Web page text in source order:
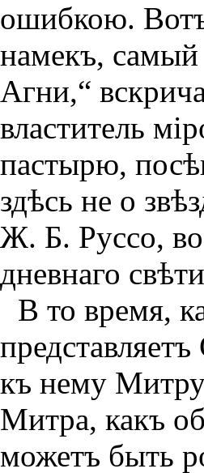
ошибкою.
намекъ,
Агни,“
властитель
пастырю,
здѣсь не о
Ж. Б. Руссо,
дневнаго
В то время,
къ нему
Митра, какъ
можетъ быть